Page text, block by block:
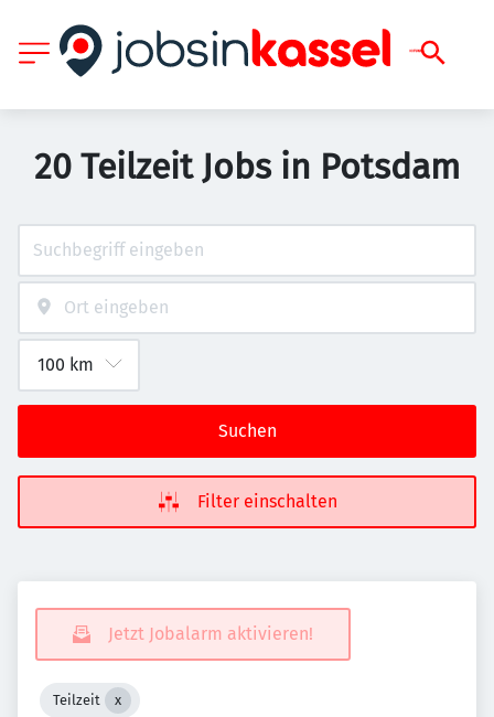
20 Teilzeit Jobs in Potsdam
Suchen
Filter einschalten
Jetzt Jobalarm aktivieren!
Teilzeit